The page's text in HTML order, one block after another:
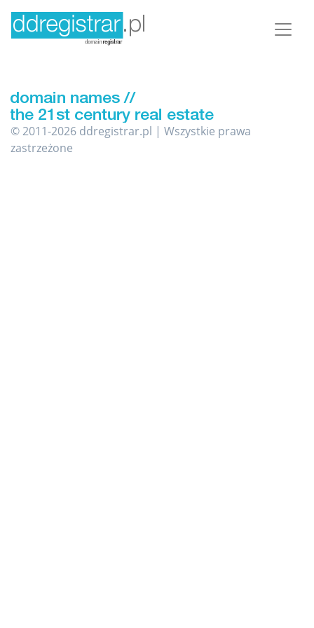
© 2011-2026 ddregistrar.pl | Wszystkie prawa
zastrzeżone